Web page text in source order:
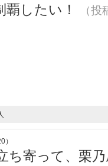
覇したい！
（
）
ち寄って、栗